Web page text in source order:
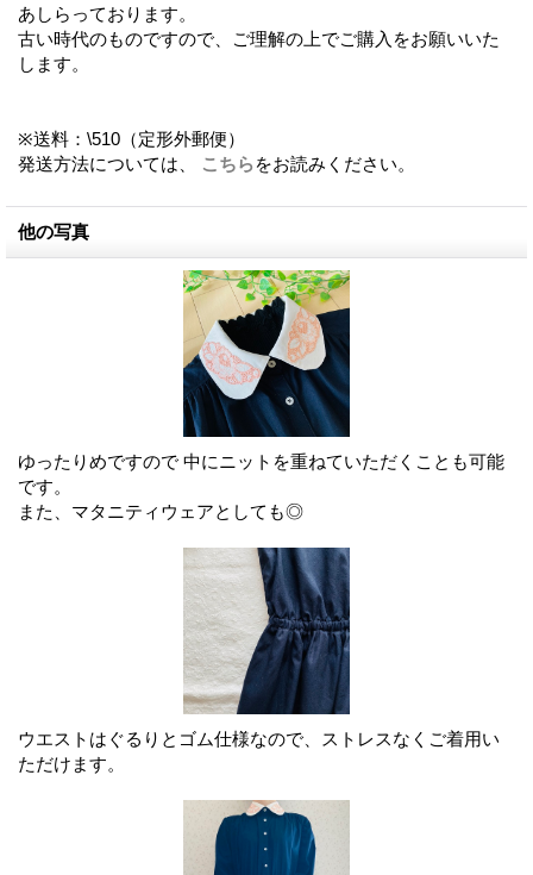
あしらっております。
古い時代のものですので、ご理解の上でご購入をお願いいた
します。
※送料：\510（定形外郵便）
発送方法については、
こちらをお読みください。
他の写真
ゆったりめですので 中にニットを重ねていただくことも可能
です。
また、マタニティウェアとしても◎
ウエストはぐるりとゴム仕様なので、ストレスなくご着用い
ただけます。